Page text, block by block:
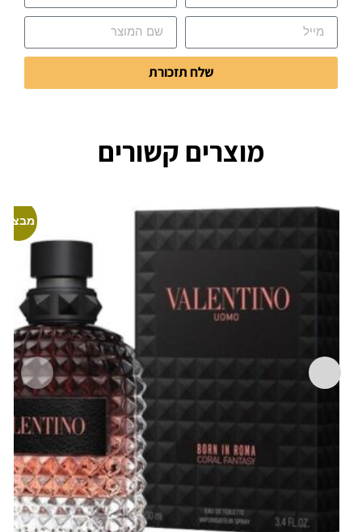
שלח תזכורת
מוצרים קשורים
מבצע!